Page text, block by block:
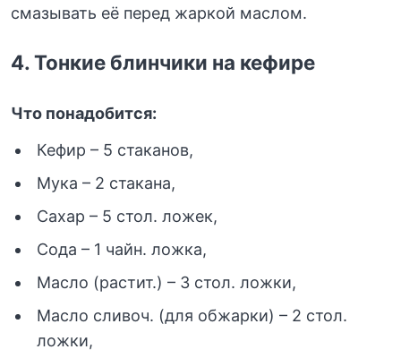
смазывать её перед жаркой маслом.
4.Тонкие блинчики на кефире
Что понадобится:
Кефир – 5 стаканов,
Мука – 2 стакана,
Сахар – 5 стол. ложек,
Сода – 1 чайн. ложка,
Масло (растит.) – 3 стол. ложки,
Масло сливоч. (для обжарки) – 2 стол.
ложки,